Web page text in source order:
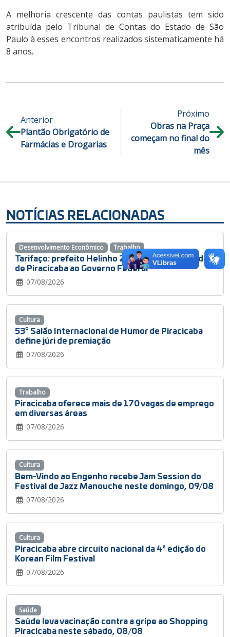
A melhoria crescente das contas paulistas tem sido
atribuída pelo Tribunal de Contas do Estado de São
Paulo à esses encontros realizados sistematicamente há
8 anos.
Anterior
Plantão Obrigatório de
Farmácias e Drogarias
Próximo
Obras na Praça
começam no final do
mês
NOTÍCIAS RELACIONADAS
Tarifaço: prefeito Helinho Zanatta leva demandas
de Piracicaba ao Governo Federal
07/08/2026
Desenvolvimento Econômico Trabalho
53º Salão Internacional de Humor de Piracicaba
define júri de premiação
07/08/2026
Cultura
Piracicaba oferece mais de 170 vagas de emprego
em diversas áreas
07/08/2026
Trabalho
Bem-Vindo ao Engenho recebe Jam Session do
Festival de Jazz Manouche neste domingo, 09/08
07/08/2026
Cultura
Piracicaba abre circuito nacional da 4ª edição do
Korean Film Festival
07/08/2026
Cultura
Saúde leva vacinação contra a gripe ao Shopping
Piracicaba neste sábado, 08/08
Saúde